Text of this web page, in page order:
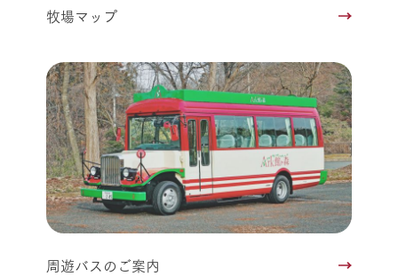
牧場マップ
周遊バスのご案内